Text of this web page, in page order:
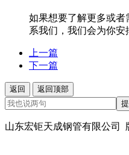
如果想要了解更多或者
系我们，我们会为你安
上一篇
下一篇
返回
返回顶部
山东宏钜天成钢管有限公司